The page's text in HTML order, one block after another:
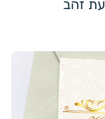
זהב